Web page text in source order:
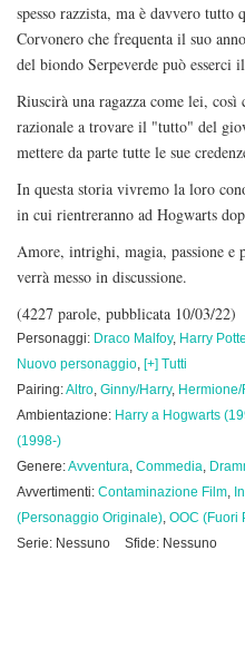
spesso razzista, ma è davvero
Corvonero che frequenta il suo
del biondo Serpeverde può
Riuscirà una ragazza come lei,
razionale a trovare il "tutto" del
mettere da parte tutte le sue
In questa storia vivremo la loro
in cui rientreranno ad Hogwarts
Amore, intrighi, magia, passione e
verrà messo in discussione.
(4227 parole, pubblicata 10/03/22)
Personaggi: Draco Malfoy, Harry
Nuovo personaggio, [+] Tutti
Pairing:Altro, Ginny/Harry, Hermione/
Ambientazione: Harry a Hogwarts
(1998-)
Genere:Avventura, Commedia,
Avvertimenti: Contaminazione Film,
(Personaggio Originale), OOC (Fuori
Serie: Nessuno
Sfide: Nessuno